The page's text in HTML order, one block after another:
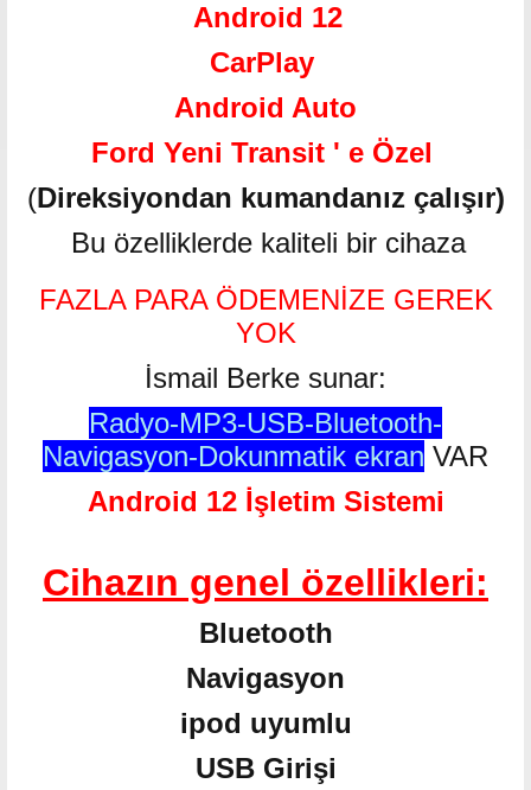
Android 12
CarPlay
Android Auto
Ford Yeni Transit ' e Özel
(Direksiyondan kumandanız çalışır)
Bu özelliklerde kaliteli bir cihaza
FAZLA PARA ÖDEMENİZE GEREK
YOK
İsmail Berke sunar:
Radyo-MP3-USB-Bluetooth-
Navigasyon-Dokunmatik ekran VAR
Android 12 İşletim Sistemi
Cihazın genel özellikleri:
Bluetooth
Navigasyon
ipod uyumlu
USB Girişi